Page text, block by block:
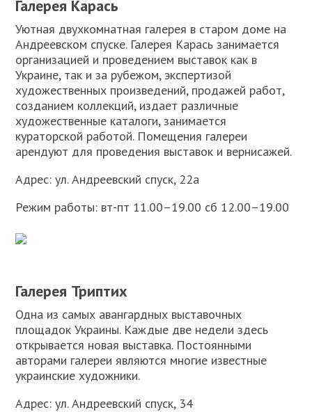
Галерея Карась
Уютная двухкомнатная галерея в старом доме на
Андреевском спуске. Галерея Карась занимается
организацией и проведением выставок как в
Украине, так и за рубежом, экспертизой
художественных произведений, продажей работ,
созданием коллекций, издает различные
художественные каталоги, занимается
кураторской работой. Помещения галереи
арендуют для проведения выставок и вернисажей.
Адрес: ул. Андреевский спуск, 22а
Режим работы: вт-пт 11.00–19.00 сб 12.00–19.00
Галерея Триптих
Одна из самых авангардных выставочных
площадок Украины. Каждые две недели здесь
открывается новая выставка. Постоянными
авторами галереи являются многие известные
украинские художники.
Адрес: ул. Андреевский спуск, 34